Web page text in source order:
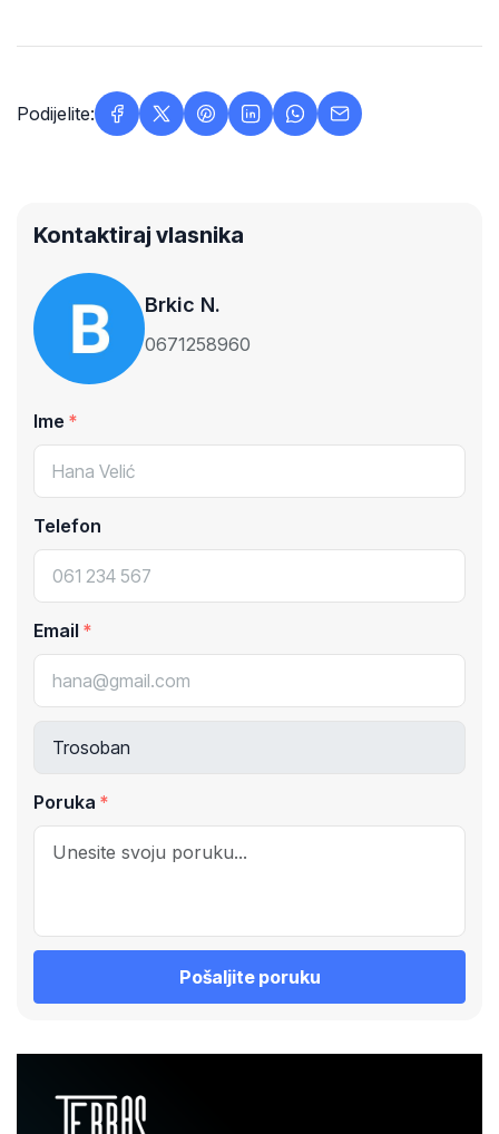
Podijelite:
Kontaktiraj vlasnika
Brkic N.
0671258960
Ime
Telefon
Email
Poruka
Pošaljite poruku